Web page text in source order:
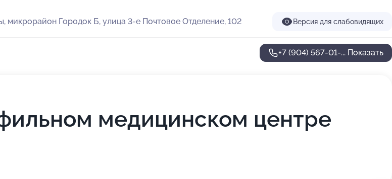
микрорайон Городок Б, улица 3-е Почтовое Отделение, 102 Версия для слабовидящих
+7 (904) 567-01-... Показать
медицинском центре